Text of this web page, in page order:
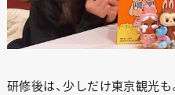
研修後は、少しだけ東京観光も